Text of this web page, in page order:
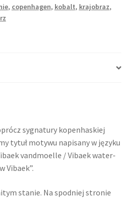
, copenhagen, kobalt, krajobraz,
sygnatury kopenhaskiej
tytuł motywu napisany w języku
vandmoelle / Vibaek water-
Vibaek”.
stanie. Na spodniej stronie